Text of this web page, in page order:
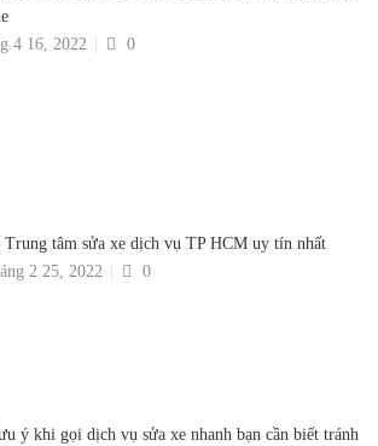
4 16, 2022
0
Trung tâm sửa xe dịch vụ TP HCM uy tín nhất
2 25, 2022
0
ý khi gọi dịch vụ sửa xe nhanh bạn cần biết tránh